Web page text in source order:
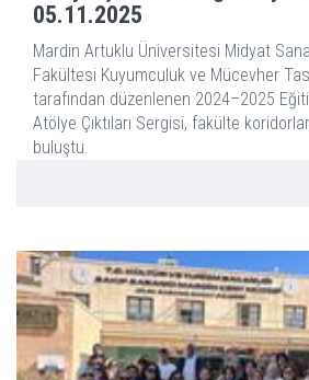
05.11.2025
Mardin Artuklu Üniversitesi Midyat
Fakültesi Kuyumculuk ve Mücevher
tarafından düzenlenen 2024–2025
Atölye Çıktıları Sergisi, fakülte
buluştu.